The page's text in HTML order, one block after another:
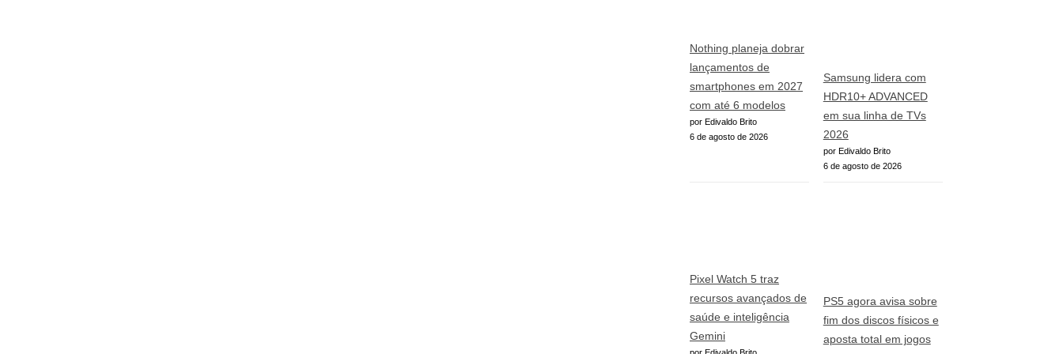
Nothing planeja dobrar
lançamentos de
smartphones em 2027
com até 6 modelos
por Edivaldo Brito
6 de agosto de 2026
Samsung lidera com
HDR10+ ADVANCED
em sua linha de TVs
2026
por Edivaldo Brito
6 de agosto de 2026
Pixel Watch 5 traz
recursos avançados de
saúde e inteligência
Gemini
PS5 agora avisa sobre
fim dos discos físicos e
aposta total em jogos